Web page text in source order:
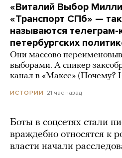
«Виталий Выбор
«Транспорт СПб» —
называются телеграм-
петербургских
Они массово
выборами. А спикер
канал в «Максе» (Почему?
ИСТОРИИ 21 час назад
Боты в соцсетях стали
враждебно относятся к
власти начали